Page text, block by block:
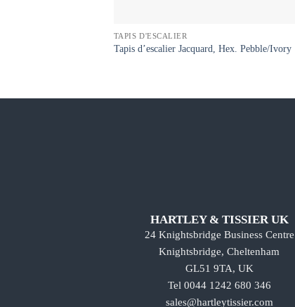
TAPIS D'ESCALIER
Tapis d’escalier Jacquard, Hex. Pebble/Ivory
HARTLEY & TISSIER UK
24 Knightsbridge Business Centre
Knightsbridge, Cheltenham
GL51 9TA, UK
Tel 0044 1242 680 346
sales@hartleytissier.com